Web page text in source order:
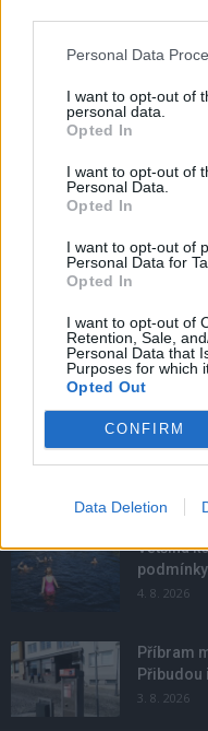
Personal Data
I want to opt-out of
personal data.
Opted In
I want to opt-out of
Personal Data.
Opted In
I want to opt-out of
Personal Data for
Opted In
I want to opt-out of
Retention, Sale,
Personal Data that
Purposes for which
Opted Out
CONFIRM
Data Deletion
NOVINKY
6. 8. 2026
Většina
4. 8. 2026
Příbram
Přibudou
3. 8. 2026